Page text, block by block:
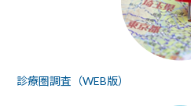
診療圏調査（WEB版）